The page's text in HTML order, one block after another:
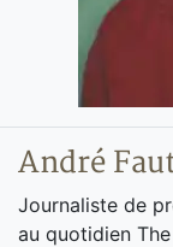
André
Journaliste de
au quotidien